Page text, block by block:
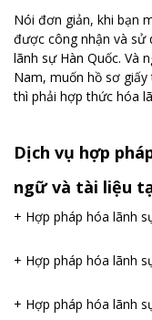
Nói đơn giản, khi bạn
được công nhận và sử
lãnh sự Hàn Quốc. Và
Nam, muốn hồ sơ
thì phải hợp thức hóa
Dịch vụ hợp
ngữ và tài liệu
+ Hợp pháp hóa lãnh
+ Hợp pháp hóa lãnh
+ Hợp pháp hóa lãnh